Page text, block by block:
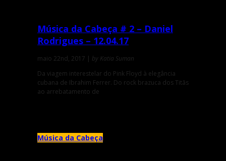
Música da Cabeça # 2 – Daniel
Rodrigues – 12.04.17
maio 22nd, 2017 | by Katia Suman
Da viagem interestelar do Pink Floyd à elegância
cubana de Ibrahim Ferrer. Do rock brazuca dos Titãs
ao arrebatamento de
Música da Cabeça